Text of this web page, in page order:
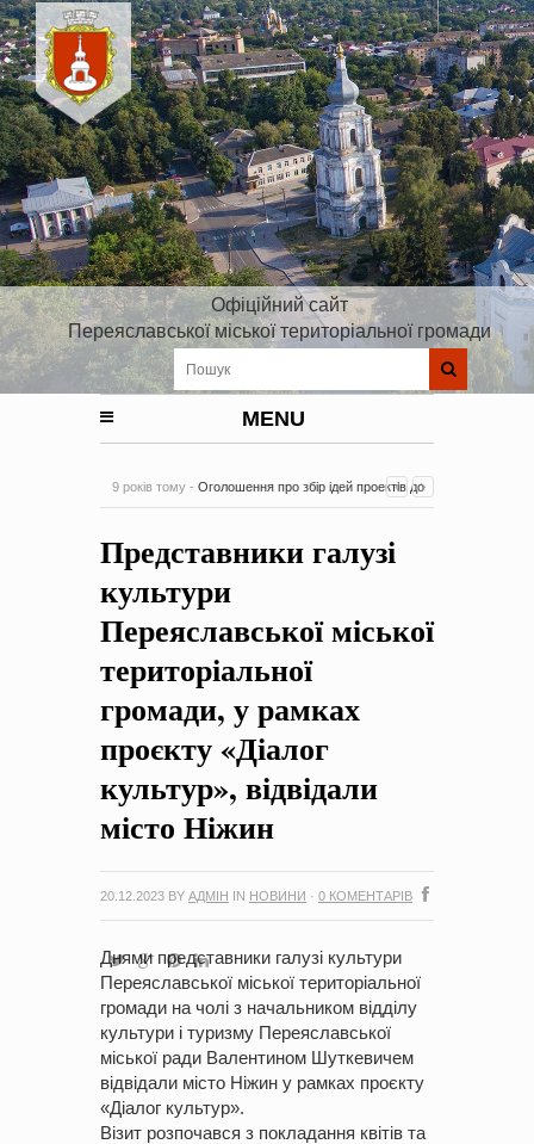
Офіційний сайт
Переяславської міської територіальної громади
MENU
9 років тому - Оголошення про збір ідей проектів до
на період 2018 – 2020 роки Оголошення про збір ідей
проектів -
Представники галузі
культури
Переяславської міської
територіальної
громади, у рамках
проєкту «Діалог
культур», відвідали
місто Ніжин
20.12.2023 BY АДМІН IN НОВИНИ · 0 КОМЕНТАРІВ
Днями представники галузі культури
Переяславської міської територіальної
громади на чолі з начальником відділу
культури і туризму Переяславської
міської ради Валентином Шуткевичем
відвідали місто Ніжин у рамках проєкту
«Діалог культур».
Візит розпочався з покладання квітів та